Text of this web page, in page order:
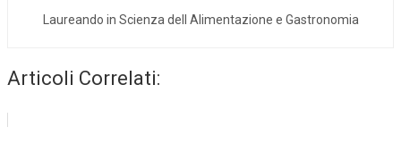
Laureando in Scienza dell Alimentazione e Gastronomia
Articoli Correlati: